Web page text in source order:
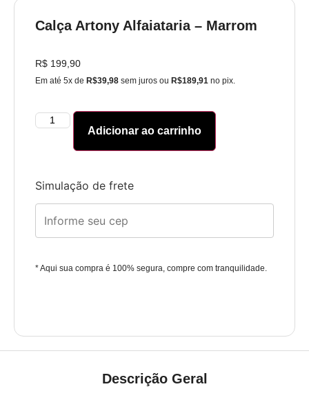
Calça Artony Alfaiataria – Marrom
R$ 199,90
Em até 5x de R$39,98 sem juros ou R$189,91 no pix.
Adicionar ao carrinho
Simulação de frete
* Aqui sua compra é 100% segura, compre com tranquilidade.
Descrição Geral